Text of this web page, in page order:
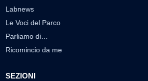
Labnews
Le Voci del Parco
Parliamo di…
Ricomincio da me
SEZIONI